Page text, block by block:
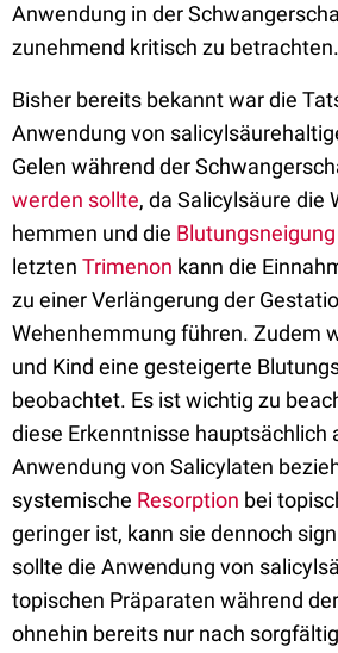
Anwendung in der
zunehmend kritisch zu betrachten.
Bisher bereits bekannt war die
Anwendung von
Gelen während der
werden sollte, da Salicylsäure die
hemmen und die Blutungsneigung
letzten Trimenon kann die
zu einer Verlängerung der
Wehenhemmung führen. Zudem
und Kind eine gesteigerte
beobachtet. Es ist wichtig zu
diese Erkenntnisse hauptsächlich
Anwendung von Salicylaten
systemische Resorption bei
geringer ist, kann sie dennoch
sollte die Anwendung von
topischen Präparaten während
ohnehin bereits nur nach